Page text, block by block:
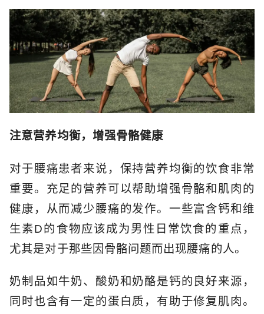
注意营养均衡，增强骨骼健康
对于腰痛患者来说，保持营养均衡的饮食非常
重要。充足的营养可以帮助增强骨骼和肌肉的
健康，从而减少腰痛的发作。一些富含钙和维
生素D的食物应该成为男性日常饮食的重点，
尤其是对于那些因骨骼问题而出现腰痛的人。
奶制品如牛奶、酸奶和奶酪是钙的良好来源，
同时也含有一定的蛋白质，有助于修复肌肉。